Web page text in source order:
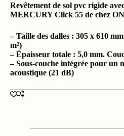
Revêtement de sol pvc rigide
MERCURY Click 55 de chez
– Taille des dalles : 305 x 610
m²)
– Épaisseur totale : 5,0 mm.
– Sous-couche intégrée pour un
acoustique (21 dB)